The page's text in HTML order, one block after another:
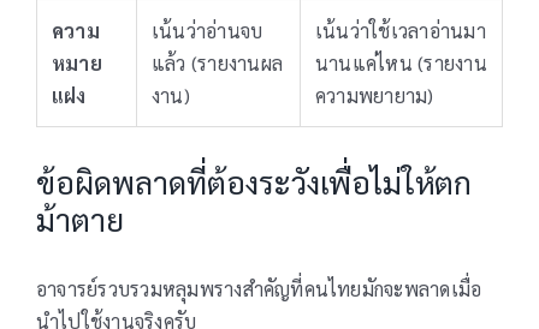
ความ
หมาย
แฝง
เน้นว่าอ่านจบ
แล้ว (รายงานผล
งาน)
เน้นว่าใช้เวลาอ่านมา
นานแค่ไหน (รายงาน
ความพยายาม)
ข้อผิดพลาดที่ต้องระวังเพื่อไม่ให้ตก
ม้าตาย
อาจารย์รวบรวมหลุมพรางสำคัญที่คนไทยมักจะพลาดเมื่อ
นำไปใช้งานจริงครับ